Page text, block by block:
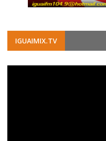
IGUAIMIX.TV